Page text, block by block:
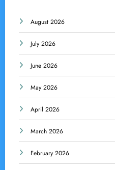
August 2026
July 2026
June 2026
May 2026
April 2026
March 2026
February 2026